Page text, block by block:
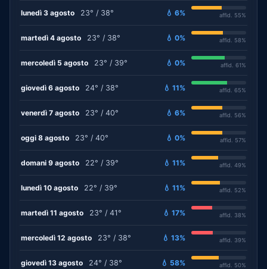
lunedì 3 agosto 23° / 38° 💧 6% affid. 55%
martedì 4 agosto 23° / 38° 💧 0% affid. 58%
mercoledì 5 agosto 23° / 39° 💧 0% affid. 61%
giovedì 6 agosto 24° / 38° 💧 11% affid. 65%
venerdì 7 agosto 23° / 40° 💧 6% affid. 56%
oggi 8 agosto 23° / 40° 💧 0% affid. 57%
domani 9 agosto 22° / 39° 💧 11% affid. 49%
lunedì 10 agosto 22° / 39° 💧 11% affid. 52%
martedì 11 agosto 23° / 41° 💧 17% affid. 38%
mercoledì 12 agosto 23° / 38° 💧 13% affid. 39%
giovedì 13 agosto 24° / 38° 💧 58% affid. 50%